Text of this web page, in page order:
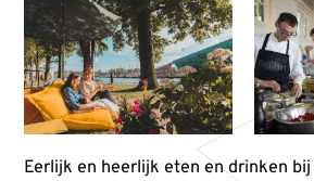
Eerlijk en heerlijk eten en drinken